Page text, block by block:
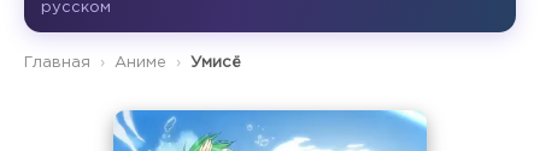
русском
Главная Аниме Умисё